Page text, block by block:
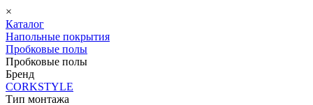
×
Каталог
Напольные покрытия
Пробковые полы
Пробковые полы
Бренд
CORKSTYLE
Тип монтажа